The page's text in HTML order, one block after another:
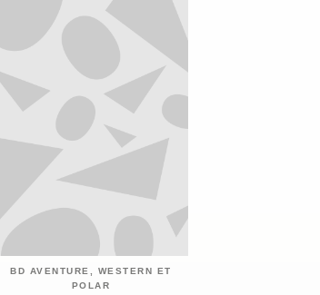
BD AVENTURE, WESTERN ET
POLAR